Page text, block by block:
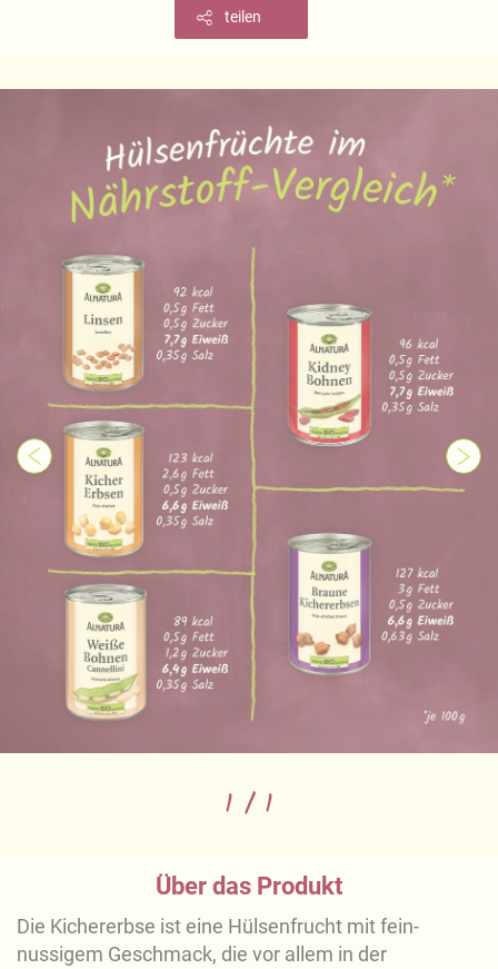
teilen
1 / 1
Über das Produkt
Die Kichererbse ist eine Hülsenfrucht mit fein-
nussigem Geschmack, die vor allem in der